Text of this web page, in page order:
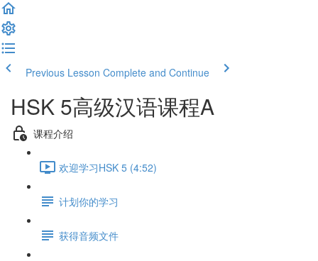
Previous Lesson Complete and Continue
HSK 5高级汉语课程A
课程介绍
欢迎学习HSK 5 (4:52)
计划你的学习
获得音频文件